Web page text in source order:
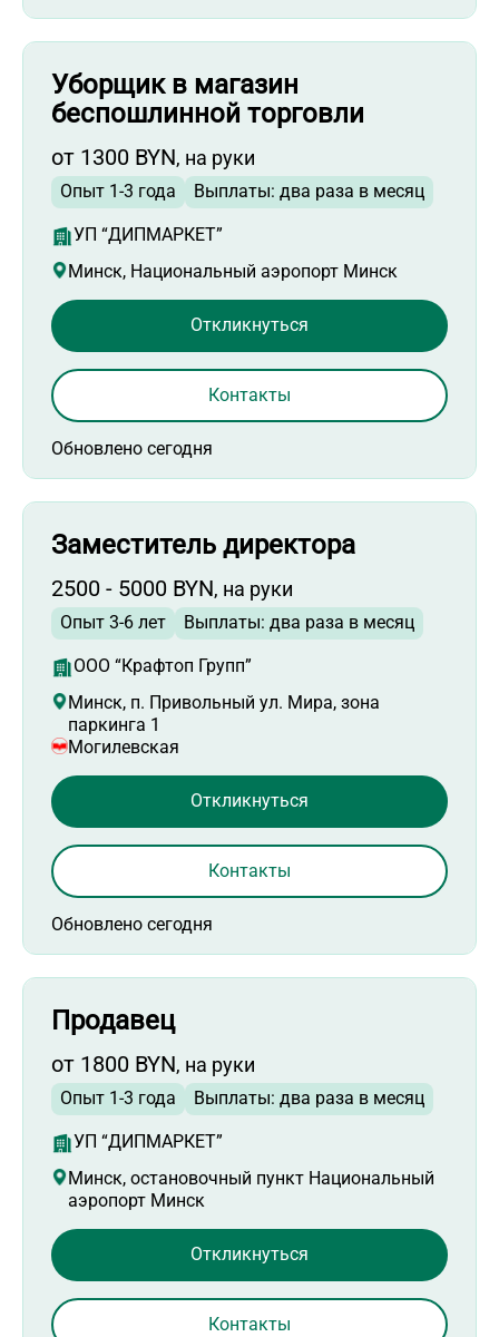
Уборщик в магазин
беспошлинной торговли
от 1300 BYN, на руки
Опыт 1-3 года Выплаты: два раза в месяц
УП “ДИПМАРКЕТ”
Минск, Национальный аэропорт Минск
Обновлено сегодня
Откликнуться
Контакты
Заместитель директора
2500 - 5000 BYN, на руки
Опыт 3-6 лет Выплаты: два раза в месяц
ООО “Крафтоп Групп”
Минск, п. Привольный ул. Мира, зона
паркинга 1
Могилевская
Обновлено сегодня
Откликнуться
Контакты
Продавец
от 1800 BYN, на руки
Опыт 1-3 года Выплаты: два раза в месяц
УП “ДИПМАРКЕТ”
Минск, остановочный пункт Национальный
аэропорт Минск
Откликнуться
Контакты